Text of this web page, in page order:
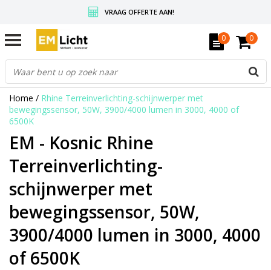
VRAAG OFFERTE AAN!
GRATIS VERZENDING BOVEN DE € 350,-
WEDERVERKOPERS KRIJGEN ALTIJD KORTING, INFORMEER!
0 0
Home / Rhine Terreinverlichting-schijnwerper met
bewegingssensor, 50W, 3900/4000 lumen in 3000, 4000 of
6500K
EM - Kosnic Rhine
Terreinverlichting-
schijnwerper met
bewegingssensor, 50W,
3900/4000 lumen in 3000, 4000
of 6500K